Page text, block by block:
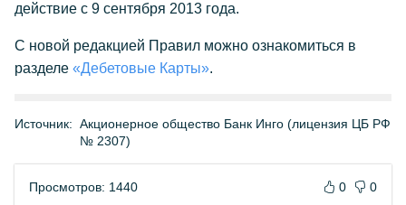
действие с 9 сентября 2013 года.
С новой редакцией Правил можно ознакомиться в
разделе «Дебетовые Карты».
Источник: Акционерное общество Банк Инго (лицензия ЦБ РФ
№ 2307)
Просмотров: 1440 0 0